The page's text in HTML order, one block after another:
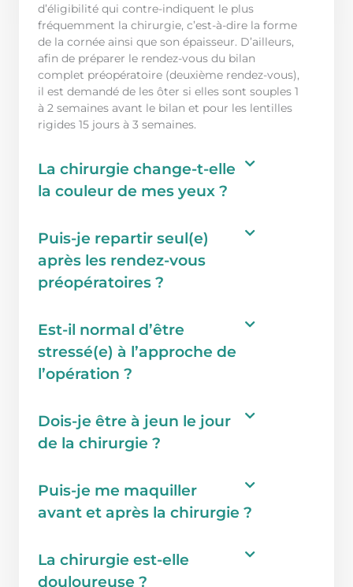
d’éligibilité qui contre-indiquent le plus
fréquemment la chirurgie, c’est-à-dire la forme
de la cornée ainsi que son épaisseur. D’ailleurs,
afin de préparer le rendez-vous du bilan
complet préopératoire (deuxième rendez-vous),
il est demandé de les ôter si elles sont souples 1
à 2 semaines avant le bilan et pour les lentilles
rigides 15 jours à 3 semaines.
La chirurgie change-t-elle
la couleur de mes yeux ?
Puis-je repartir seul(e)
après les rendez-vous
préopératoires ?
Est-il normal d’être
stressé(e) à l’approche de
l’opération ?
Dois-je être à jeun le jour
de la chirurgie ?
Puis-je me maquiller
avant et après la chirurgie ?
La chirurgie est-elle
douloureuse ?